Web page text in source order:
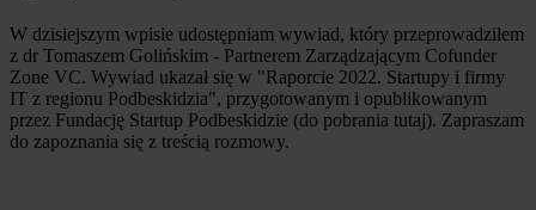
W dzisiejszym wpisie udostępniam wywiad, który przeprowadziłem
z dr Tomaszem Golińskim - Partnerem Zarządzającym Cofunder
Zone VC. Wywiad ukazał się w "Raporcie 2022. Startupy i firmy
IT z regionu Podbeskidzia", przygotowanym i opublikowanym
przez Fundację Startup Podbeskidzie (do pobrania tutaj). Zapraszam
do zapoznania się z treścią rozmowy.